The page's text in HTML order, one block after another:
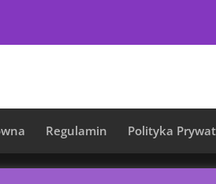
Regulamin Polityka